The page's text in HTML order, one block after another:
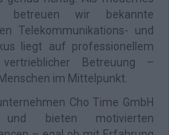
betreuen wir bekannte
Telekommunikations- und
liegt auf professionellem
Betreuung –
im Mittelpunkt.
Cho Time GmbH
bieten motivierten